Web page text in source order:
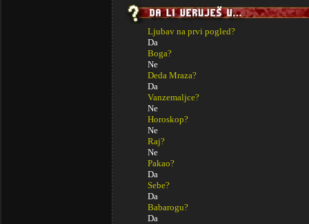
Ljubav na prvi pogled?
Da
Boga?
Ne
Deda Mraza?
Da
Vanzemaljce?
Ne
Horoskop?
Ne
Raj?
Ne
Pakao?
Da
Sebe?
Da
Babarogu?
Da